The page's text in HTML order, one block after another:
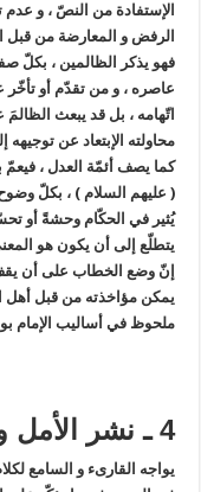
الإستفادة من النصّ ، و
الرفض و المعارضة من قبل
فهو يذكر الظالمين ، بكلّ
عاصره ، و من تقدّم أو
اتّهامه ، بل قد يبعث
محاولته الإبتعاد عن توجيهه
كما يصف أئمّة العدل ،
( عليهم السلام ) ، بكلّ
يُثير في الحكّام وحشةً أو
يتطلّع إلى أن يكون هو
إنّ وضع الخطاب على أن
يمكن مؤاخذته من قبل أهل
ملحوظ في أساليب الإمام
4 ـ نشر الأمل و الرجاء
يواجه القارىء و السامع